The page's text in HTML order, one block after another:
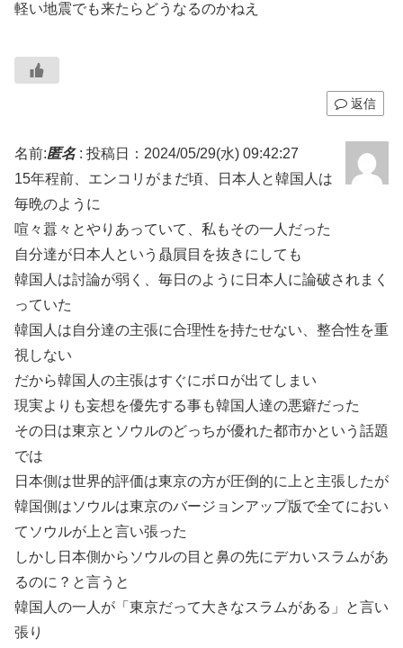
軽い地震でも来たらどうなるのかねえ
返信
名前:匿名: 投稿日：2024/05/29(水) 09:42:27
15年程前、エンコリがまだ頃、日本人と韓国人は
毎晩のように
喧々囂々とやりあっていて、私もその一人だった
自分達が日本人という贔屓目を抜きにしても
韓国人は討論が弱く、毎日のように日本人に論破されまく
っていた
韓国人は自分達の主張に合理性を持たせない、整合性を重
視しない
だから韓国人の主張はすぐにボロが出てしまい
現実よりも妄想を優先する事も韓国人達の悪癖だった
その日は東京とソウルのどっちが優れた都市かという話題
では
日本側は世界的評価は東京の方が圧倒的に上と主張したが
韓国側はソウルは東京のバージョンアップ版で全てにおい
てソウルが上と言い張った
しかし日本側からソウルの目と鼻の先にデカいスラムがあ
るのに？と言うと
韓国人の一人が「東京だって大きなスラムがある」と言い
張り